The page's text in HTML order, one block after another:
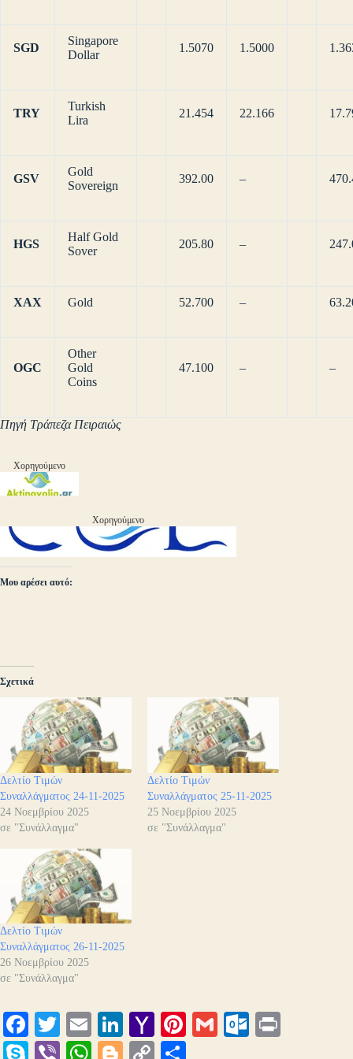
SGD
Singapore
Dollar
1.5070 1.5000
TRY
Turkish
Lira
21.454 22.166
GSV
Gold
Sovereign
392.00 –
HGS
Half Gold
Sover
205.80 –
XAX Gold 52.700 –
OGC
Other
Gold
Coins
47.100 – –
Πηγή Τράπεζα Πειραιώς
Χορηγούμενο
Χορηγούμενο
Μου αρέσει αυτό:
Σχετικά
Δελτίο Τιμών
Συναλλάγματος 24-11-2025
24 Νοεμβρίου 2025
σε "Συνάλλαγμα"
Δελτίο Τιμών
Συναλλάγματος 25-11-2025
25 Νοεμβρίου 2025
σε "Συνάλλαγμα"
Δελτίο Τιμών
Συναλλάγματος 26-11-2025
26 Νοεμβρίου 2025
σε "Συνάλλαγμα"
Fa
ce
T
wi
E
m
Li
nk
Y
ah
Pi
G
O